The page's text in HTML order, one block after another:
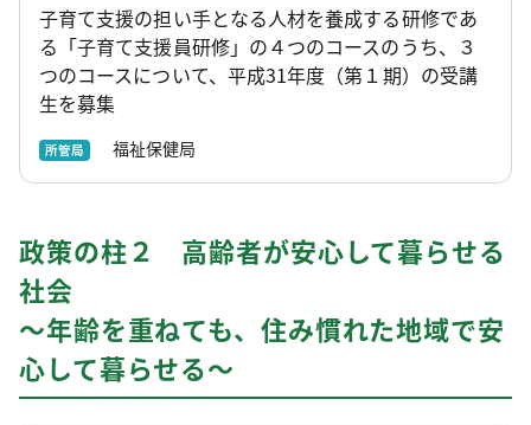
子育て支援の担い手となる人材を養成する研修であ
る「子育て支援員研修」の４つのコースのうち、３
つのコースについて、平成31年度（第１期）の受講
生を募集
所管局 福祉保健局
政策の柱２ 高齢者が安心して暮らせる
社会
～年齢を重ねても、住み慣れた地域で安
心して暮らせる～